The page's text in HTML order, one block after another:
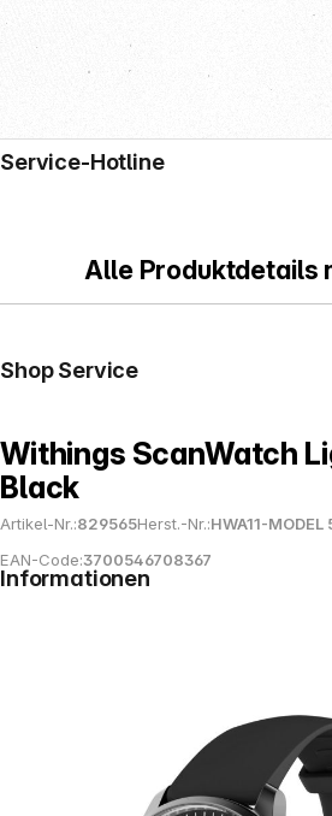
Alle Produktdetails
Withings ScanWatch
Black
Artikel-Nr.:829565Herst.-Nr.:HWA11-
EAN-Code:3700546708367
Service-Hotline
Shop Service
Informationen